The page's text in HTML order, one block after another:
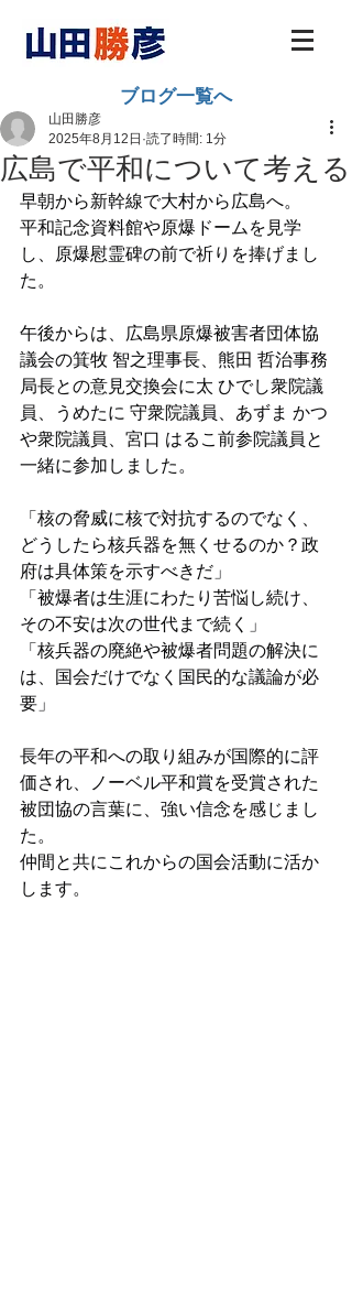
ブログ一覧へ
広島で平和について考える
山田勝彦
2025年8月12日 読了時間: 1分
早朝から新幹線で大村から広島へ。
平和記念資料館や原爆ドームを見学
し、原爆慰霊碑の前で祈りを捧げまし
た。
午後からは、広島県原爆被害者団体協
議会の箕牧 智之理事長、熊田 哲治事務
局長との意見交換会に太 ひでし衆院議
員、うめたに 守衆院議員、あずま かつ
や衆院議員、宮口 はるこ前参院議員と
一緒に参加しました。
「核の脅威に核で対抗するのでなく、
どうしたら核兵器を無くせるのか？政
府は具体策を示すべきだ」
「被爆者は生涯にわたり苦悩し続け、
その不安は次の世代まで続く」
「核兵器の廃絶や被爆者問題の解決に
は、国会だけでなく国民的な議論が必
要」
長年の平和への取り組みが国際的に評
価され、ノーベル平和賞を受賞された
被団協の言葉に、強い信念を感じまし
た。
仲間と共にこれからの国会活動に活か
します。